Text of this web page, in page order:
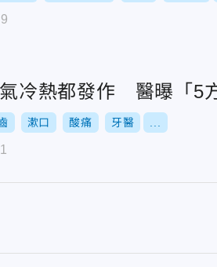
冷熱都發作 醫曝「5
漱口 酸痛 牙醫